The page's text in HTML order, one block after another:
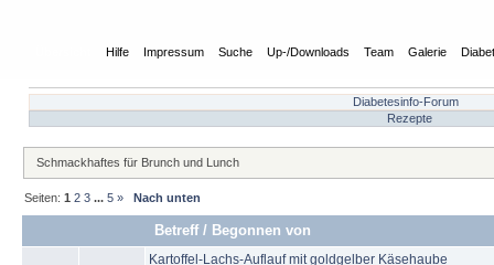
Hilfe Impressum Suche Up-/Downloads Team Galerie
Diabetesinfo-Forum
Rezepte
Schmackhaftes für Brunch und Lunch
Seiten:1 2 3 ...5 » Nach unten
Betreff/ Begonnen von
Kartoffel-Lachs-Auflauf mit goldgelber Käsehaube